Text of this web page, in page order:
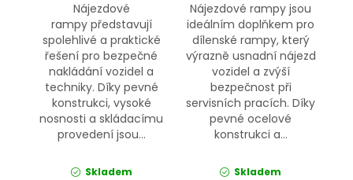
Nájezdové
rampy představují
spolehlivé a praktické
řešení pro bezpečné
nakládání vozidel a
techniky. Díky pevné
konstrukci, vysoké
nosnosti a skládacímu
provedení jsou...
Skladem
Nájezdové rampy jsou
ideálním doplňkem pro
dílenské rampy, který
výrazně usnadní nájezd
vozidel a zvýší
bezpečnost při
servisních pracích. Díky
pevné ocelové
konstrukci a...
Skladem